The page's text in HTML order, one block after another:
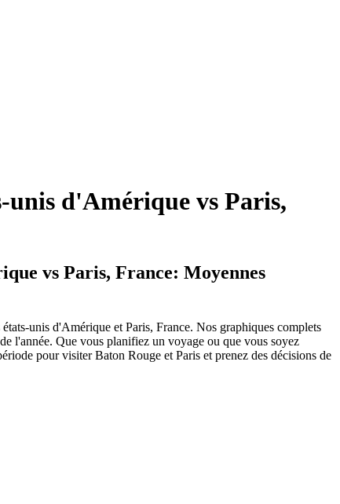
unis d'Amérique vs Paris,
vs Paris, France: Moyennes
unis d'Amérique et Paris, France. Nos graphiques complets
l'année. Que vous planifiez un voyage ou que vous soyez
pour visiter Baton Rouge et Paris et prenez des décisions de